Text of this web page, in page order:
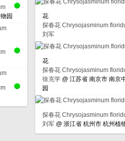
园
花
探春花 Chrysojasminum
刘军
花
探春花 Chrysojasminum
徐克学 @ 江苏省 南京市 南京
园
探春花 Chrysojasminum
刘军 @ 浙江省 杭州市 杭州植